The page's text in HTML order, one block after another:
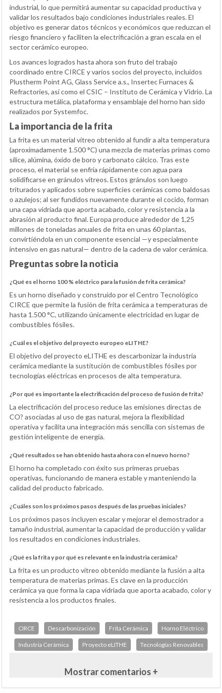
industrial, lo que permitirá aumentar su capacidad productiva y
validar los resultados bajo condiciones industriales reales. El
objetivo es generar datos técnicos y económicos que reduzcan el
riesgo financiero y faciliten la electrificación a gran escala en el
sector cerámico europeo.
Los avances logrados hasta ahora son fruto del trabajo
coordinado entre CIRCE y varios socios del proyecto, incluidos
Plustherm Point AG, Glass Service a.s., Insertec Furnaces &
Refractories, así como el CSIC – Instituto de Cerámica y Vidrio. La
estructura metálica, plataforma y ensamblaje del horno han sido
realizados por Systemfoc.
La importancia de la frita
La frita es un material vítreo obtenido al fundir a alta temperatura
(aproximadamente 1.500 °C) una mezcla de materias primas como
sílice, alúmina, óxido de boro y carbonato cálcico. Tras este
proceso, el material se enfría rápidamente con agua para
solidificarse en gránulos vítreos. Estos gránulos son luego
triturados y aplicados sobre superficies cerámicas como baldosas
o azulejos; al ser fundidos nuevamente durante el cocido, forman
una capa vidriada que aporta acabado, color y resistencia a la
abrasión al producto final. Europa produce alrededor de 1,25
millones de toneladas anuales de frita en unas 60 plantas,
convirtiéndola en un componente esencial —y especialmente
intensivo en gas natural— dentro de la cadena de valor cerámica.
Preguntas sobre la noticia
¿Qué es el horno 100 % eléctrico para la fusión de frita cerámica?
Es un horno diseñado y construido por el Centro Tecnológico
CIRCE que permite la fusión de frita cerámica a temperaturas de
hasta 1.500 °C, utilizando únicamente electricidad en lugar de
combustibles fósiles.
¿Cuál es el objetivo del proyecto europeo eLITHE?
El objetivo del proyecto eLITHE es descarbonizar la industria
cerámica mediante la sustitución de combustibles fósiles por
tecnologías eléctricas en procesos de alta temperatura.
¿Por qué es importante la electrificación del proceso de fusión de frita?
La electrificación del proceso reduce las emisiones directas de
CO? asociadas al uso de gas natural, mejora la flexibilidad
operativa y facilita una integración más sencilla con sistemas de
gestión inteligente de energía.
¿Qué resultados se han obtenido hasta ahora con el nuevo horno?
El horno ha completado con éxito sus primeras pruebas
operativas, funcionando de manera estable y manteniendo la
calidad del producto fabricado.
¿Cuáles son los próximos pasos después de las pruebas iniciales?
Los próximos pasos incluyen escalar y mejorar el demostrador a
tamaño industrial, aumentar la capacidad de producción y validar
los resultados en condiciones industriales.
¿Qué es la frita y por qué es relevante en la industria cerámica?
La frita es un producto vítreo obtenido mediante la fusión a alta
temperatura de materias primas. Es clave en la producción
cerámica ya que forma la capa vidriada que aporta acabado, color y
resistencia a los productos finales.
CIRCE Descarbonización Frita Cerámica Horno Eléctrico
Industria Cerámica Proyecto eLITHE Tecnologías Renovables
Mostrar comentarios +